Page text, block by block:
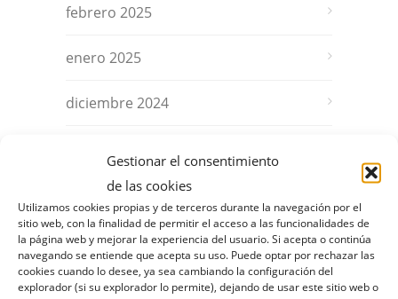
Gestionar el consentimiento
de las cookies
Utilizamos cookies propias y de terceros durante la navegación por el
sitio web, con la finalidad de permitir el acceso a las funcionalidades de
la página web y mejorar la experiencia del usuario. Si acepta o continúa
navegando se entiende que acepta su uso. Puede optar por rechazar las
cookies cuando lo desee, ya sea cambiando la configuración del
explorador (si su explorador lo permite), dejando de usar este sitio web o
febrero 2025
enero 2025
diciembre 2024
octubre 2024
septiembre 2024
agosto 2024